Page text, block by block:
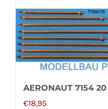
AERONAUT 7154
€18,95